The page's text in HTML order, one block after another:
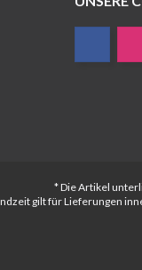
* Die Artikel
gilt für Lieferungen